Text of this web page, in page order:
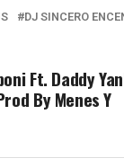
DJ SINCERO
Ft. Daddy
By Menes Y